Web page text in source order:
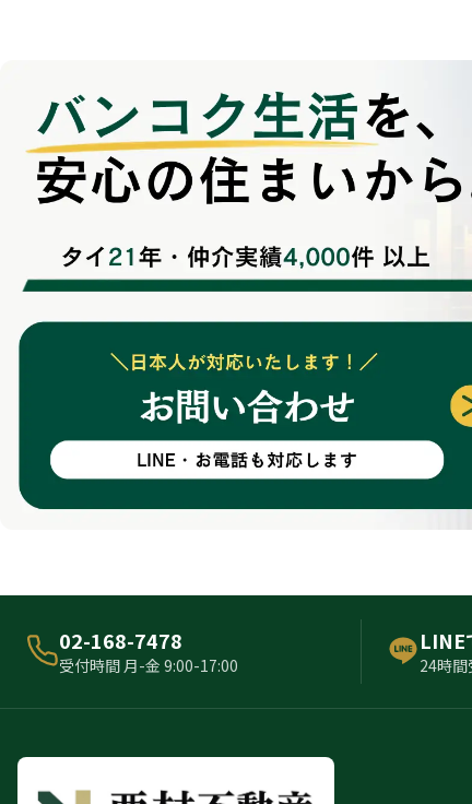
02-168-7478
受付時間 月-金 9:00-17:00
LINE
24時